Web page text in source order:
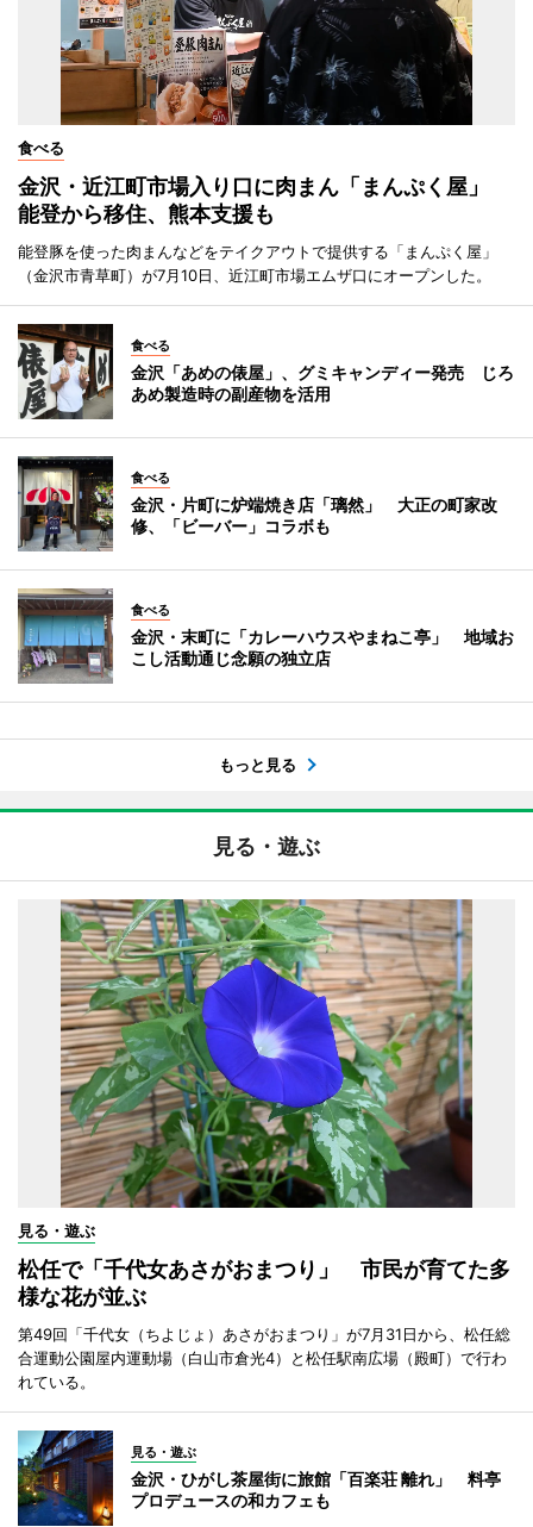
食べる
金沢・近江町市場入り口に肉まん「まんぷく屋」
能登から移住、熊本支援も
能登豚を使った肉まんなどをテイクアウトで提供する「まんぷく屋」
（金沢市青草町）が7月10日、近江町市場エムザ口にオープンした。
食べる
金沢「あめの俵屋」、グミキャンディー発売 じろ
あめ製造時の副産物を活用
食べる
金沢・片町に炉端焼き店「璃然」 大正の町家改
修、「ビーバー」コラボも
食べる
金沢・末町に「カレーハウスやまねこ亭」 地域お
こし活動通じ念願の独立店
もっと見る
見る・遊ぶ
見る・遊ぶ
松任で「千代女あさがおまつり」 市民が育てた多
様な花が並ぶ
第49回「千代女（ちよじょ）あさがおまつり」が7月31日から、松任総
合運動公園屋内運動場（白山市倉光4）と松任駅南広場（殿町）で行わ
れている。
見る・遊ぶ
金沢・ひがし茶屋街に旅館「百楽荘 離れ」 料亭
プロデュースの和カフェも